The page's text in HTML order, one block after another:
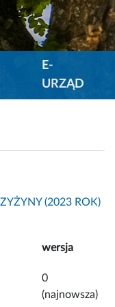
E-
URZĄD
(2023 ROK)
wersja
0
(najnowsza)